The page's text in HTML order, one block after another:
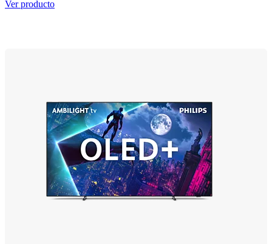
Ver producto